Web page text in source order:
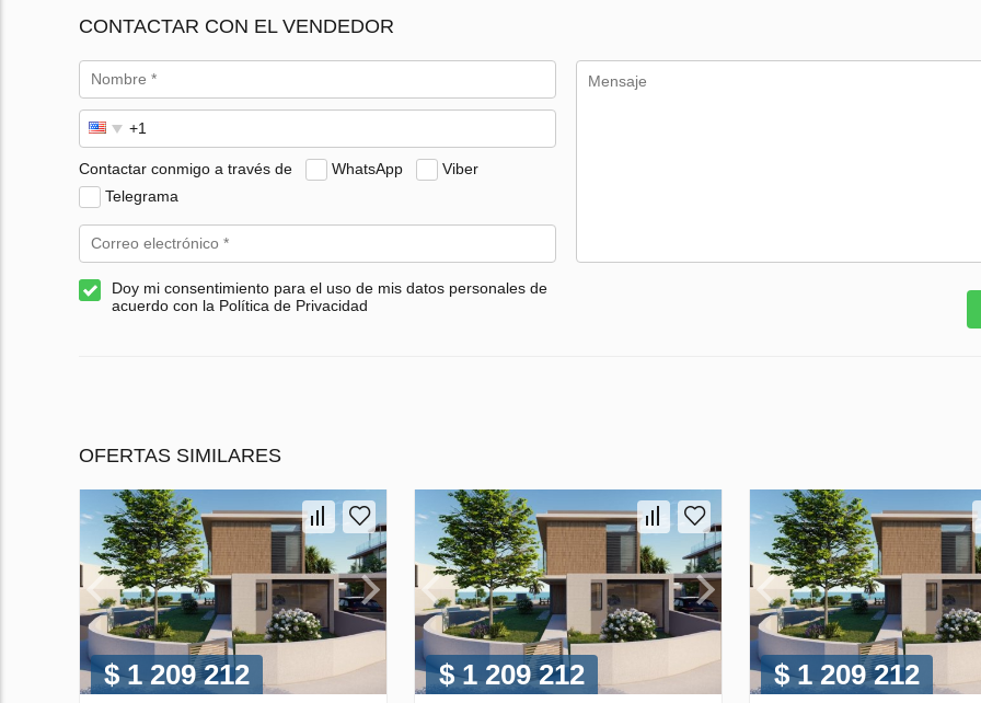
CONTACTAR CON EL VENDEDOR
Contactar conmigo a través de WhatsApp
Viber
Telegrama
Doy mi consentimiento para el uso de mis datos personales de
acuerdo con la Política de Privacidad
OFERTAS SIMILARES
$ 1 209 212 $ 1 209 212 $ 1 209 212